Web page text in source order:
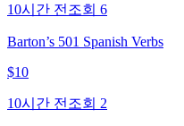
10시간 전 조회 6
Barton’s 501 Spanish Verbs
$10
10시간 전 조회 2